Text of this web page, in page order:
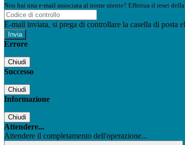
Non hai una e-mail associata al nome utente? Effettua il reset
E-mail inviata, si prega di controllare la casella di posta
Errore
Chiudi
Successo
Chiudi
Informazione
Chiudi
Attendere...
Attendere il completamento dell'operazione...